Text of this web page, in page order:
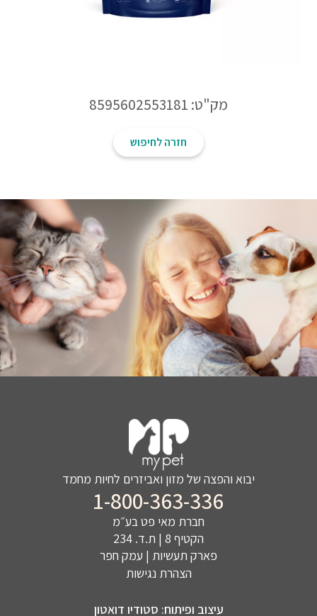
מק"ט: 8595602553181
חזרה לחיפוש
יבוא והפצה של מזון ואביזרים לחיות מחמד
1-800-363-336
חברת מאי פט בע״מ
הקטיף 8 | ת.ד. 234
פארק תעשיות | עמק חפר
הצהרת נגישות
עיצוב ופיתוח: סטודיו דואטון